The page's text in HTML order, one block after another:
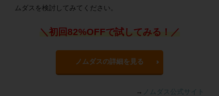
ムダスを検討してみてください。
＼初回82%OFFで試してみる！／
ノムダスの詳細を見る
→ ノムダス公式サイト